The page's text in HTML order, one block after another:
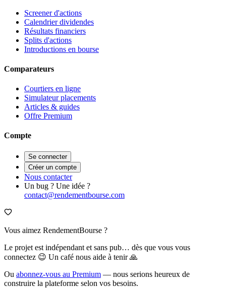
Screener d'actions
Calendrier dividendes
Résultats financiers
Splits d'actions
Introductions en bourse
Comparateurs
Courtiers en ligne
Simulateur placements
Articles & guides
Offre Premium
Compte
Se connecter
Créer un compte
Nous contacter
Un bug ? Une idée ?
contact@rendementbourse.com
Vous aimez RendementBourse ?
Le projet est indépendant et sans pub… dès que vous vous
connectez 😉 Un café nous aide à tenir 🙏
Ou abonnez-vous au Premium — nous serions heureux de
construire la plateforme selon vos besoins.